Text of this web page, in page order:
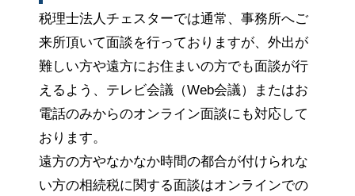
税理士法人チェスターでは通常、事務所へご
来所頂いて面談を行っておりますが、外出が
難しい方や遠方にお住まいの方でも面談が行
えるよう、テレビ会議（Web会議）またはお
電話のみからのオンライン面談にも対応して
おります。
遠方の方やなかなか時間の都合が付けられな
い方の相続税に関する面談はオンラインでの